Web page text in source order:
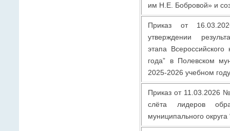
им Н.Е. Бобровой» и
Приказ от
утверждении
этапа Всероссийского
года” в Полевском
2025-2026 учебном
Приказ от 11.03.2026
слёта лидеров
муниципального округа